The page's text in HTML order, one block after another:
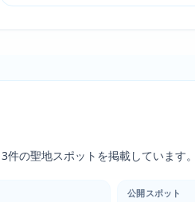
の聖地スポットを掲載しています。
公開スポット